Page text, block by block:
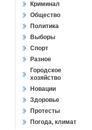
Криминал
Общество
Политика
Выборы
Спорт
Разное
Городское
хозяйство
Новации
Здоровье
Протесты
Погода, климат